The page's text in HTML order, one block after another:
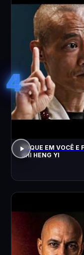
4
FOQUE EM VOCÊ E
SHI HENG YI